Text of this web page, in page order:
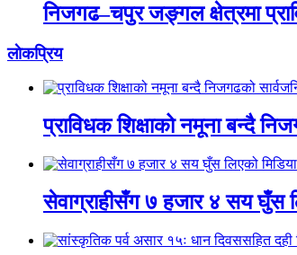
निजगढ–चपुर जङ्गल क्षेत्रमा
लाेकप्रिय
प्राविधक शिक्षाको नमूना बन्दै
सेवाग्राहीसँग ७ हजार ४ सय घुँस